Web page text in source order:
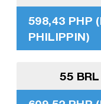
598,43 PHP
PHILIPPIN)
55